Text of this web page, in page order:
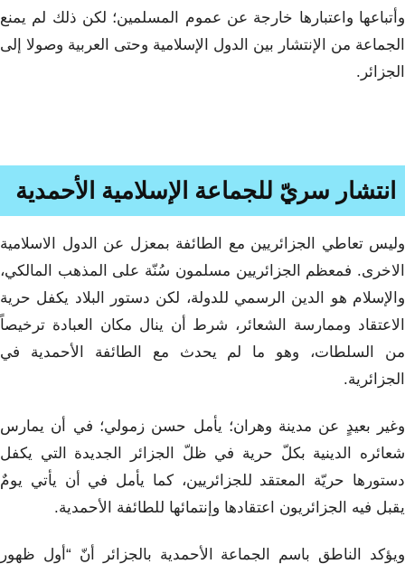
وأتباعها واعتبارها خارجة عن عموم المسلمين؛ لكن ذلك لم يمنع
الجماعة من الإنتشار بين الدول الإسلامية وحتى العربية وصولا إلى
الجزائر.
انتشار سريّ للجماعة الإسلامية الأحمدية
وليس تعاطي الجزائريين مع الطائفة بمعزل عن الدول الاسلامية
الاخرى. فمعظم الجزائريين مسلمون سُنّة على المذهب المالكي،
والإسلام هو الدين الرسمي للدولة، لكن دستور البلاد يكفل حرية
الاعتقاد وممارسة الشعائر، شرط أن ينال مكان العبادة ترخيصاً
من السلطات، وهو ما لم يحدث مع الطائفة الأحمدية في
الجزائرية.
وغير بعيدٍ عن مدينة وهران؛ يأمل حسن زمولي؛ في أن يمارس
شعائره الدينية بكلّ حرية في ظلّ الجزائر الجديدة التي يكفل
دستورها حريّة المعتقد للجزائريين، كما يأمل في أن يأتي يومٌ
يقبل فيه الجزائريون اعتقادها وإنتمائها للطائفة الأحمدية.
ويؤكد الناطق باسم الجماعة الأحمدية بالجزائر أنّ “أول ظهور